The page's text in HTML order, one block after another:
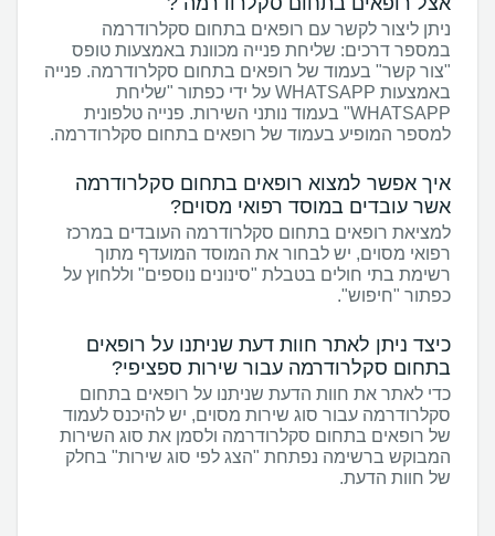
ניתן ליצור לקשר עם רופאים בתחום סקלרודרמה
במספר דרכים: שליחת פנייה מכוונת באמצעות טופס
"צור קשר" בעמוד של רופאים בתחום סקלרודרמה. פנייה
באמצעות WHATSAPP על ידי כפתור "שליחת
WHATSAPP" בעמוד נותני השירות. פנייה טלפונית
למספר המופיע בעמוד של רופאים בתחום סקלרודרמה.
איך אפשר למצוא רופאים בתחום סקלרודרמה
אשר עובדים במוסד רפואי מסוים?
למציאת רופאים בתחום סקלרודרמה העובדים במרכז
רפואי מסוים, יש לבחור את המוסד המועדף מתוך
רשימת בתי חולים בטבלת "סינונים נוספים" וללחוץ על
כפתור "חיפוש".
כיצד ניתן לאתר חוות דעת שניתנו על רופאים
בתחום סקלרודרמה עבור שירות ספציפי?
כדי לאתר את חוות הדעת שניתנו על רופאים בתחום
סקלרודרמה עבור סוג שירות מסוים, יש להיכנס לעמוד
של רופאים בתחום סקלרודרמה ולסמן את סוג השירות
המבוקש ברשימה נפתחת "הצג לפי סוג שירות" בחלק
של חוות הדעת.